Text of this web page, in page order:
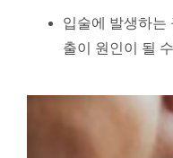
입술에 발생하는
출이 원인이 될